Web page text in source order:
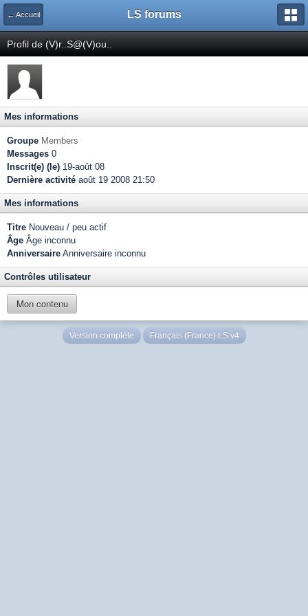
← Accueil LS forums
Profil de (V)r..S@(V)ou..
Mes informations
Groupe Members
Messages 0
Inscrit(e) (le) 19-août 08
Dernière activité août 19 2008 21:50
Mes informations
Titre Nouveau / peu actif
Âge Âge inconnu
Anniversaire Anniversaire inconnu
Contrôles utilisateur
Mon contenu
Version complète Français (France) LS v4